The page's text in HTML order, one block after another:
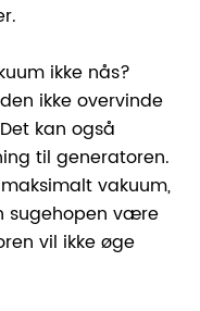
ikke nås?
ikke overvinde
kan også
til generatoren.
vakuum,
sugehopen være
vil ikke øge